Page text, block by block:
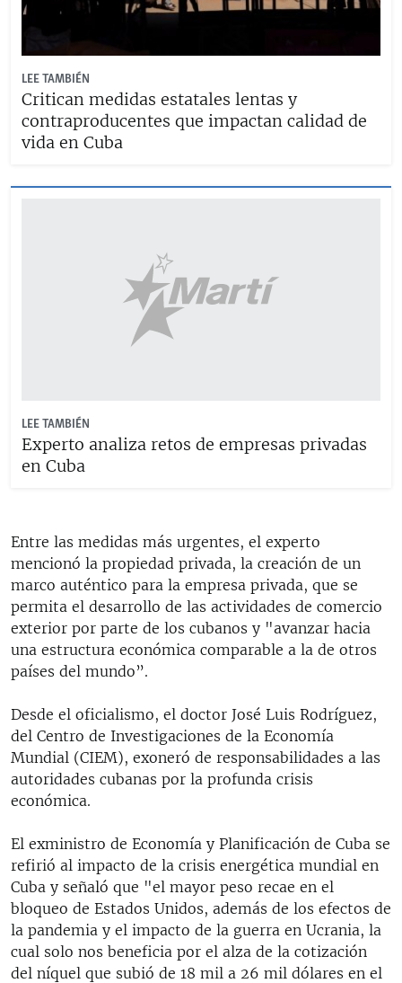
LEE TAMBIÉN
Critican medidas estatales lentas y
contraproducentes que impactan calidad de
vida en Cuba
LEE TAMBIÉN
Experto analiza retos de empresas privadas
en Cuba
Entre las medidas más urgentes, el experto
mencionó la propiedad privada, la creación de un
marco auténtico para la empresa privada, que se
permita el desarrollo de las actividades de comercio
exterior por parte de los cubanos y "avanzar hacia
una estructura económica comparable a la de otros
países del mundo”.
Desde el oficialismo, el doctor José Luis Rodríguez,
del Centro de Investigaciones de la Economía
Mundial (CIEM), exoneró de responsabilidades a las
autoridades cubanas por la profunda crisis
económica.
El exministro de Economía y Planificación de Cuba se
refirió al impacto de la crisis energética mundial en
Cuba y señaló que "el mayor peso recae en el
bloqueo de Estados Unidos, además de los efectos de
la pandemia y el impacto de la guerra en Ucrania, la
cual solo nos beneficia por el alza de la cotización
del níquel que subió de 18 mil a 26 mil dólares en el